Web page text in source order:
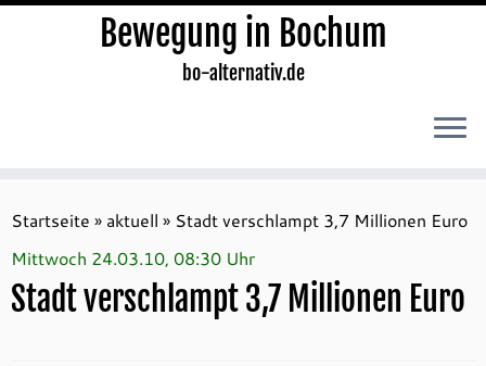
Inhalt
springen
Bewegung in Bochum
bo-alternativ.de
Startseite » aktuell » Stadt verschlampt 3,7 Millionen Euro
Mittwoch 24.03.10, 08:30 Uhr
Stadt verschlampt 3,7 Millionen Euro